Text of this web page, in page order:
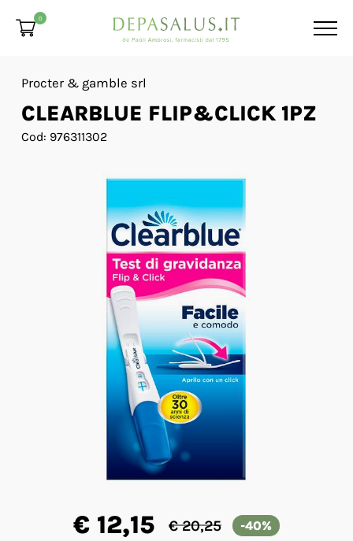
0
Procter & gamble srl
CLEARBLUE FLIP&CLICK 1PZ
Cod: 976311302
€ 12,15 € 20,25 -40%